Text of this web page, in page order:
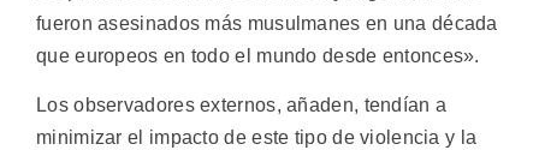
fueron asesinados más musulmanes en una década
que europeos en todo el mundo desde entonces».
Los observadores externos, añaden, tendían a
minimizar el impacto de este tipo de violencia y la